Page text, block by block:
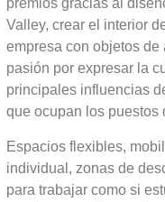
premios gracias al
Valley, crear el interior
empresa con objetos
pasión por expresar la
principales influencias
que ocupan los puestos
Espacios flexibles,
individual, zonas de
para trabajar como si